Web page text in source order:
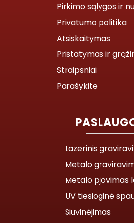
Pirkimo sąlygos ir
Privatumo politika
Atsiskaitymas
Pristatymas ir
Straipsniai
Parašykite
Lazerinis
Metalo
Metalo pjovimas
UV tiesioginė
Siuvinėjimas